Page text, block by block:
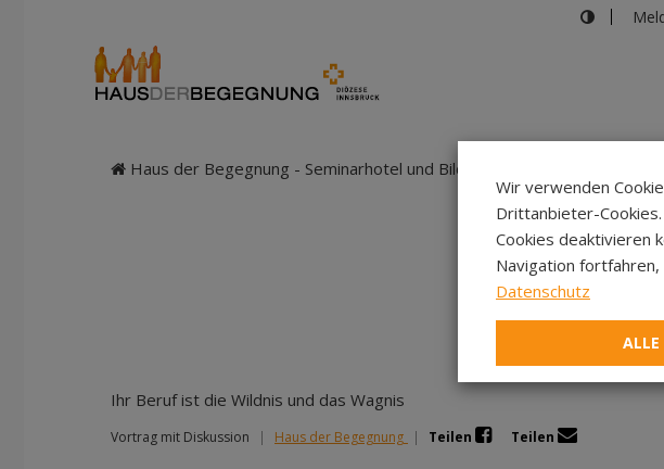
Haus der Begegnung - Seminarhotel und Bildungshaus in Innsbruck
Die
Ihr Beruf ist die Wildnis und das Wagnis
Vortrag mit Diskussion | Haus der Begegnung | Teilen Teilen
Wir verwenden
Drittanbieter-
Cookies deaktivieren
Navigation
Datenschutz
ALLE